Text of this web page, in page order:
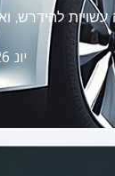
עשויות
יונ 2026